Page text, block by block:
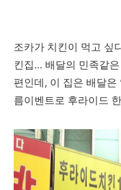
조카가 치킨이 먹고 싶
킨집... 배달의 민족같
편인데, 이 집은 배달
름이벤트로 후라이드